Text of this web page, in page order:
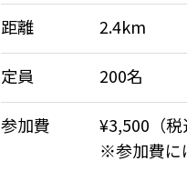
距離 2.4km
定員 200名
参加費
¥3,500（
※参加費に